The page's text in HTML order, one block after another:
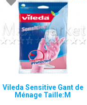
Vileda Sensitive Gant de
Ménage Taille:M